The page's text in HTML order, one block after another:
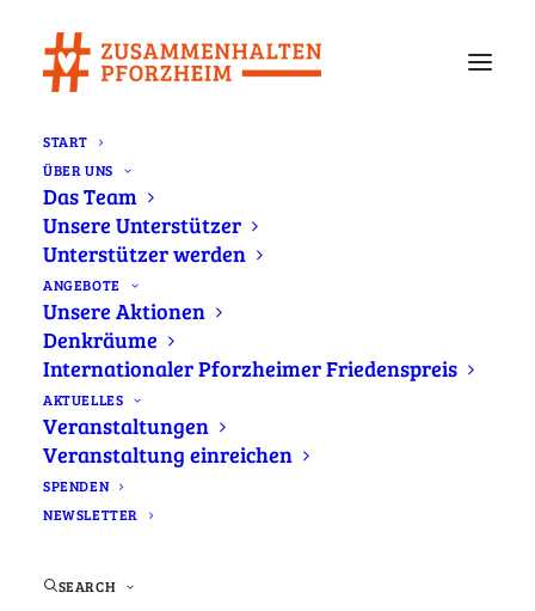
START
ÜBER UNS
Das Team
Unsere Unterstützer
Unterstützer werden
ANGEBOTE
Unsere Aktionen
Denkräume
Internationaler Pforzheimer Friedenspreis
AKTUELLES
Veranstaltungen
Veranstaltung einreichen
SPENDEN
NEWSLETTER
SEARCH
Aktuelles
Immer informiert – Aktuelles von
#zusammenhalten
Was bewegt Pforzheim? Auf unserer
Newsseite erfahren Sie alles Wichtige rund
um die Bürgerbewegung #zusammenhalten
und unser starkes Netzwerk. Hier teilen wir
aktuelle Entwicklungen – direkt aus der